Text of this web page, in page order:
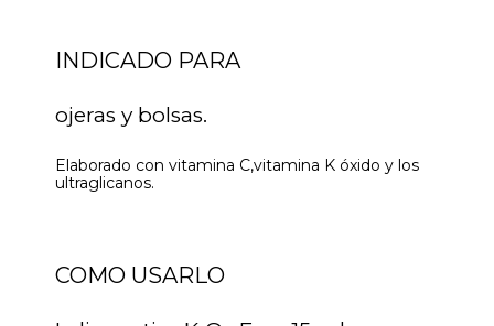
INDICADO PARA
ojeras y bolsas.
Elaborado con vitamina C,vitamina K óxido y los
ultraglicanos.
COMO USARLO